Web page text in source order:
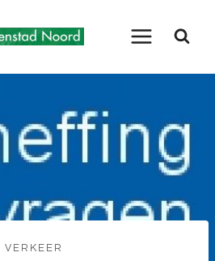
VERKEER